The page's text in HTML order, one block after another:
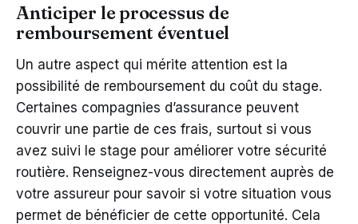
Anticiper le processus de
remboursement éventuel
Un autre aspect qui mérite attention est la
possibilité de remboursement du coût du stage.
Certaines compagnies d’assurance peuvent
couvrir une partie de ces frais, surtout si vous
avez suivi le stage pour améliorer votre sécurité
routière. Renseignez-vous directement auprès de
votre assureur pour savoir si votre situation vous
permet de bénéficier de cette opportunité. Cela